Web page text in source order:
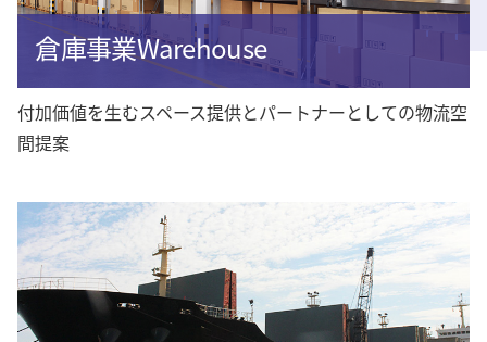
倉庫事業Warehouse
付加価値を生むスペース提供とパートナーとしての物流空
間提案